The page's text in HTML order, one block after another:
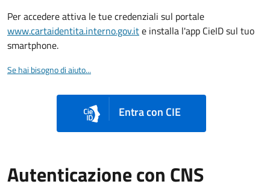
Per accedere attiva le tue credenziali sul portale
www.cartaidentita.interno.gov.ite installa l'app CieID sul tuo
smartphone.
Se hai bisogno di aiuto...
Entra con CIE
Autenticazione con CNS